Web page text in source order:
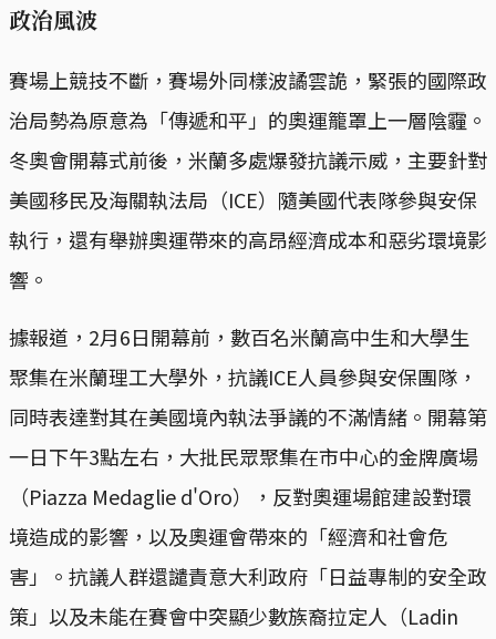
政治風波
賽場上競技不斷，賽場外同樣波譎雲詭，緊張的國際政
治局勢為原意為「傳遞和平」的奧運籠罩上一層陰霾。
冬奧會開幕式前後，米蘭多處爆發抗議示威，主要針對
美國移民及海關執法局（ICE）隨美國代表隊參與安保
執行，還有舉辦奧運帶來的高昂經濟成本和惡劣環境影
響。
據報道，2月6日開幕前，數百名米蘭高中生和大學生
聚集在米蘭理工大學外，抗議ICE人員參與安保團隊，
同時表達對其在美國境內執法爭議的不滿情緒。開幕第
一日下午3點左右，大批民眾聚集在市中心的金牌廣場
（Piazza Medaglie d'Oro），反對奧運場館建設對環
境造成的影響，以及奧運會帶來的「經濟和社會危
害」。抗議人群還譴責意大利政府「日益專制的安全政
策」以及未能在賽會中突顯少數族裔拉定人（Ladin